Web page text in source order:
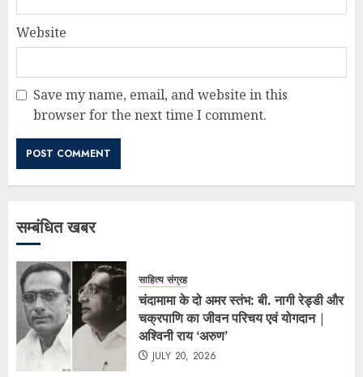
Website
Save my name, email, and website in this
browser for the next time I comment.
सम्बंधित खबर
साहित्य संग्रह
चंदामामा के दो अमर स्तंभ: बी. नागी रेड्डी और
चक्रपाणि का जीवन परिचय एवं योगदान |
अश्विनी राय ‘अरुण’
JULY 20, 2026